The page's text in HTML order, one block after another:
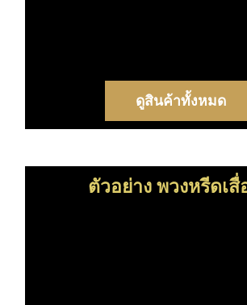
ดูสินค้าทั้งหมด
ตัวอย่าง พวงหรีดเสื่